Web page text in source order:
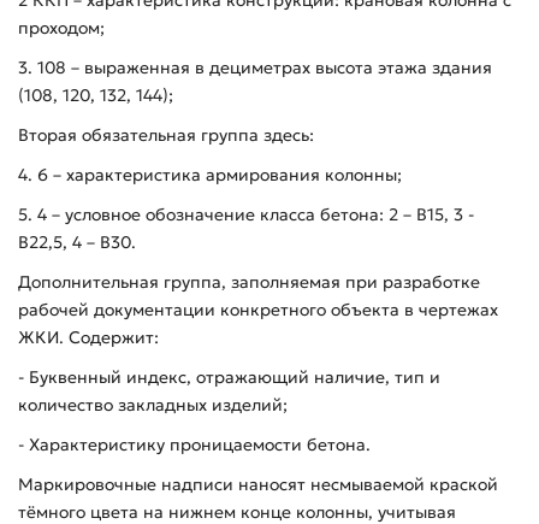
проходом;
3. 108 – выраженная в дециметрах высота этажа здания
(108, 120, 132, 144);
Вторая обязательная группа здесь:
4. 6 – характеристика армирования колонны;
5. 4 – условное обозначение класса бетона: 2 – В15, 3 -
В22,5, 4 – В30.
Дополнительная группа, заполняемая при разработке
рабочей документации конкретного объекта в чертежах
ЖКИ. Содержит:
- Буквенный индекс, отражающий наличие, тип и
количество закладных изделий;
- Характеристику проницаемости бетона.
Маркировочные надписи наносят несмываемой краской
тёмного цвета на нижнем конце колонны, учитывая